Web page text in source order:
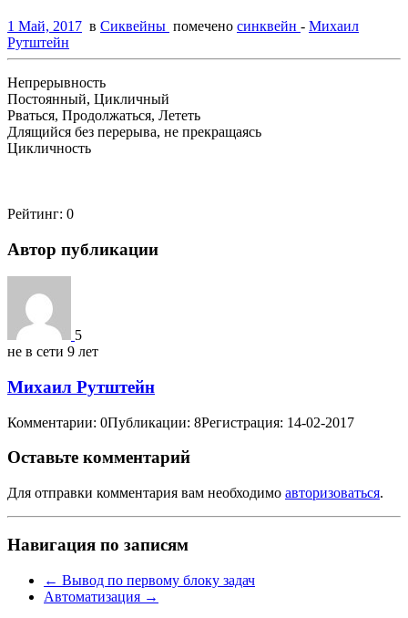
1 Май, 2017 в Сиквейны помечено синквейн - Михаил
Рутштейн
Непрерывность
Постоянный, Цикличный
Рваться, Продолжаться, Лететь
Длящийся без перерыва, не прекращаясь
Цикличность
Рейтинг: 0
Автор публикации
5
не в сети 9 лет
Михаил Рутштейн
Комментарии: 0Публикации: 8Регистрация: 14-02-2017
Оставьте комментарий
Для отправки комментария вам необходимо авторизоваться.
Навигация по записям
← Вывод по первому блоку задач
Автоматизация →